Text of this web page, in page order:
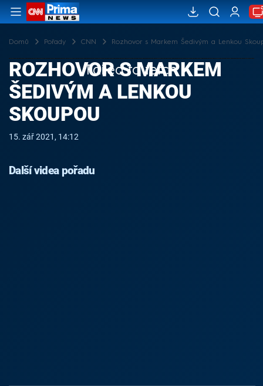
Domů Pořady CNN Rozhovor s Markem Šedivým a Lenkou
Failed to fetch
ROZHOVOR S MARKEM
ŠEDIVÝM A LENKOU
SKOUPOU
15. zář 2021, 14:12
Další videa pořadu